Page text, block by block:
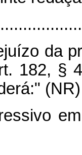
da
182, §
(NR)